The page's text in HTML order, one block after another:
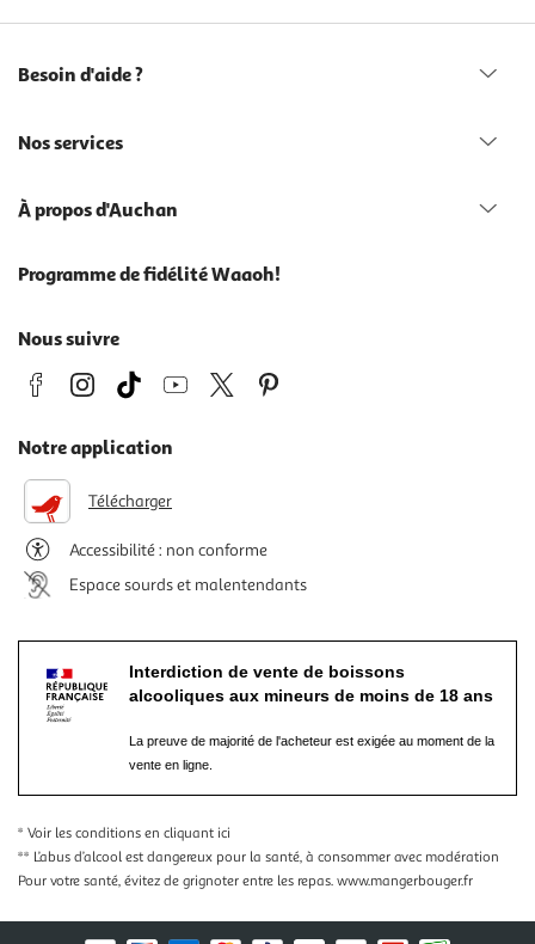
Besoin d'aide ?
Nos services
À propos d'Auchan
Programme de fidélité Waaoh!
Nous suivre
Notre application
Télécharger
Accessibilité : non conforme
Espace sourds et malentendants
Interdiction de vente de boissons
alcooliques aux mineurs de moins de 18 ans
La preuve de majorité de l'acheteur est exigée au moment de la
vente en ligne.
* Voir les conditions en cliquant ici
** L’abus d’alcool est dangereux pour la santé, à consommer avec modération
Pour votre santé, évitez de grignoter entre les repas. www.mangerbouger.fr